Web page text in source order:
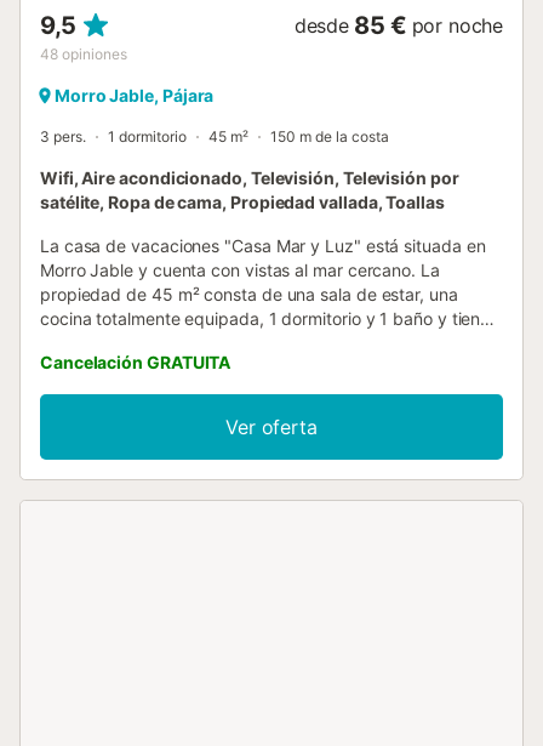
9,5
48 opiniones
desde 85 € por noche
Morro Jable, Pájara
3 pers. 1 dormitorio 45 m² 150 m de la costa
Wifi, Aire acondicionado, Televisión, Televisión por
satélite, Ropa de cama, Propiedad vallada, Toallas
La casa de vacaciones "Casa Mar y Luz" está situada en
Morro Jable y cuenta con vistas al mar cercano. La
propiedad de 45 m² consta de una sala de estar, una
cocina totalmente equipada, 1 dormitorio y 1 baño y tiene
(apto para hacer videollamadas), TV, aire acondicionado
sólo en el salón, lavadora y secadora. También se
proporciona una cuna. La casa de vacaciones ofrece una
terraza descubierta privada amueblada donde podrá
relajarse con vistas. Las playas cercanas incluyen Playa
Cancelación GRATUITA
Ver oferta